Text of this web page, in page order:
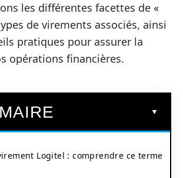
les différentes facettes de «
de virements associés, ainsi
pratiques pour assurer la
opérations financières.
Logitel : comprendre ce terme